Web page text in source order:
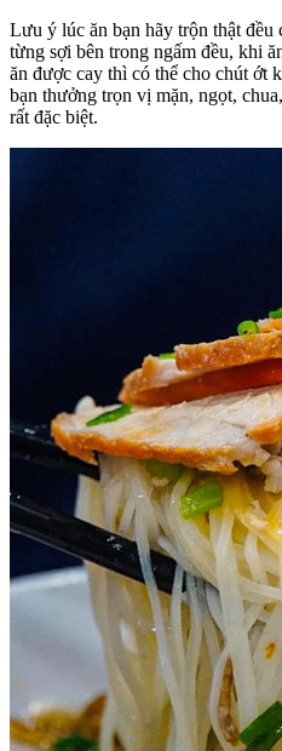
Lưu ý lúc ăn bạn hãy trộn thật đều
từng sợi bên trong ngấm đều, khi
ăn được cay thì có thể cho chút ớt
bạn thưởng trọn vị mặn, ngọt,
rất đặc biệt.